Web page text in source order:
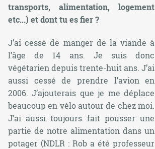
transports, alimentation, logement
etc...) et dont tu es fier ?
J’ai cessé de manger de la viande à
l’âge de 14 ans. Je suis donc
végétarien depuis trente-huit ans. J’ai
aussi cessé de prendre l’avion en
2006. J’ajouterais que je me déplace
beaucoup en vélo autour de chez moi.
J’ai aussi toujours fait pousser une
partie de notre alimentation dans un
potager (NDLR : Rob a été professeur